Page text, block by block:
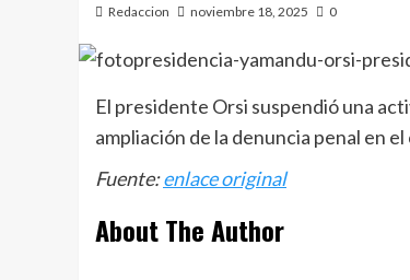
Redaccion noviembre 18, 2025 0
El presidente Orsi suspendió una
ampliación de la denuncia penal en
Fuente:enlace original
About The Author